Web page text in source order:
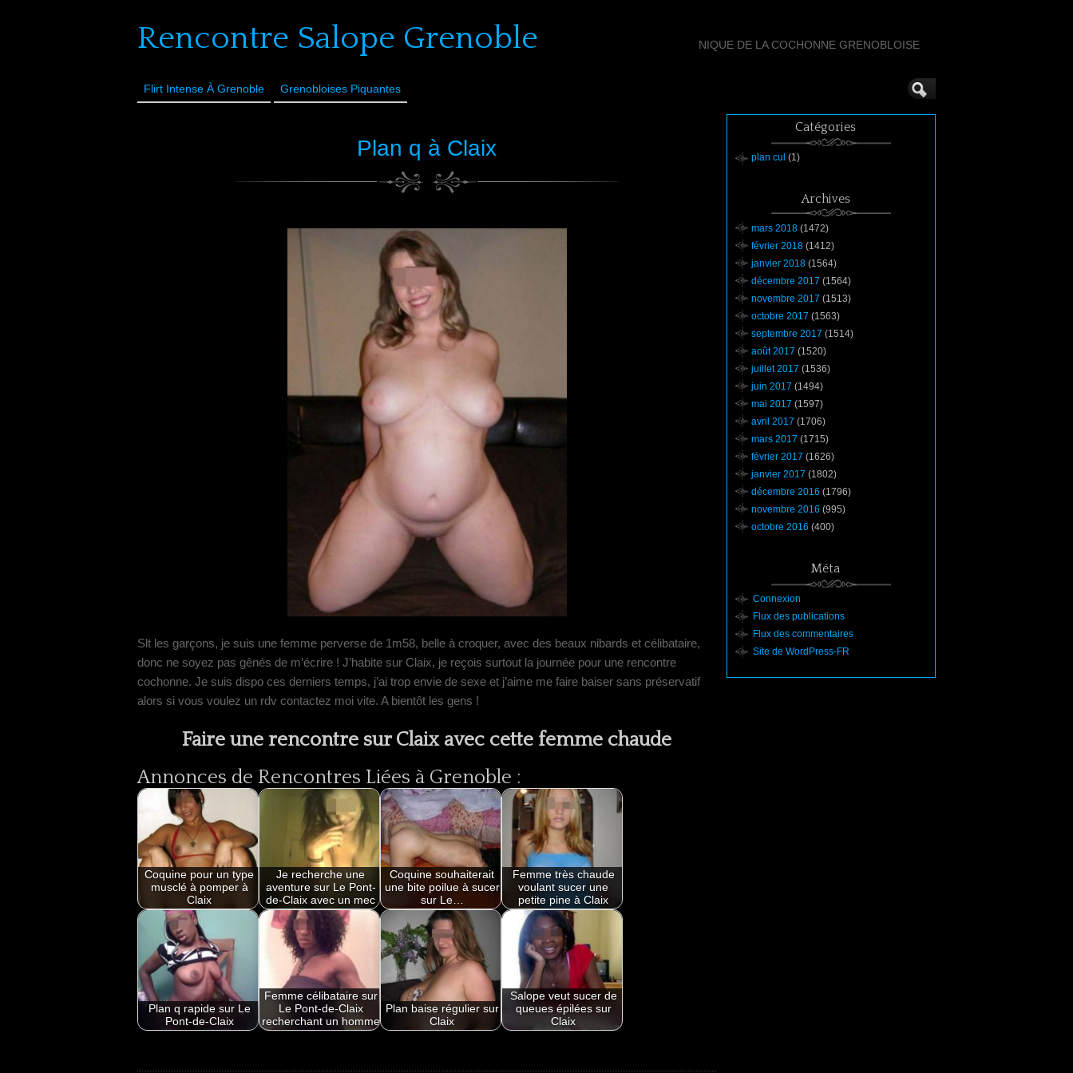
Rencontre Salope Grenoble NIQUE DE LA COCHONNE GRENOBLOISE
Flirt Intense À Grenoble Grenobloises Piquantes
Plan q à Claix
Slt les garçons, je suis une femme perverse de 1m58, belle à croquer, avec des beaux nibards et célibataire,
donc ne soyez pas gênés de m’écrire ! J’habite sur Claix, je reçois surtout la journée pour une rencontre
cochonne. Je suis dispo ces derniers temps, j’ai trop envie de sexe et j’aime me faire baiser sans préservatif
alors si vous voulez un rdv contactez moi vite. A bientôt les gens !
Faire une rencontre sur Claix avec cette femme chaude
Annonces de Rencontres Liées à Grenoble :
Coquine pour un type
musclé à pomper à
Claix
Je recherche une
aventure sur Le Pont-
de-Claix avec un mec
Coquine souhaiterait
une bite poilue à sucer
sur Le…
Femme très chaude
voulant sucer une
petite pine à Claix
Plan q rapide sur Le
Pont-de-Claix
Femme célibataire sur
Le Pont-de-Claix
recherchant un homme
Plan baise régulier sur
Claix
Salope veut sucer de
queues épilées sur
Claix
Catégories
plan cul (1)
Archives
mars 2018 (1472)
février 2018 (1412)
janvier 2018 (1564)
décembre 2017 (1564)
novembre 2017 (1513)
octobre 2017 (1563)
septembre 2017 (1514)
août 2017 (1520)
juillet 2017 (1536)
juin 2017 (1494)
mai 2017 (1597)
avril 2017 (1706)
mars 2017 (1715)
février 2017 (1626)
janvier 2017 (1802)
décembre 2016 (1796)
novembre 2016 (995)
octobre 2016 (400)
Méta
Connexion
Flux des publications
Flux des commentaires
Site de WordPress-FR